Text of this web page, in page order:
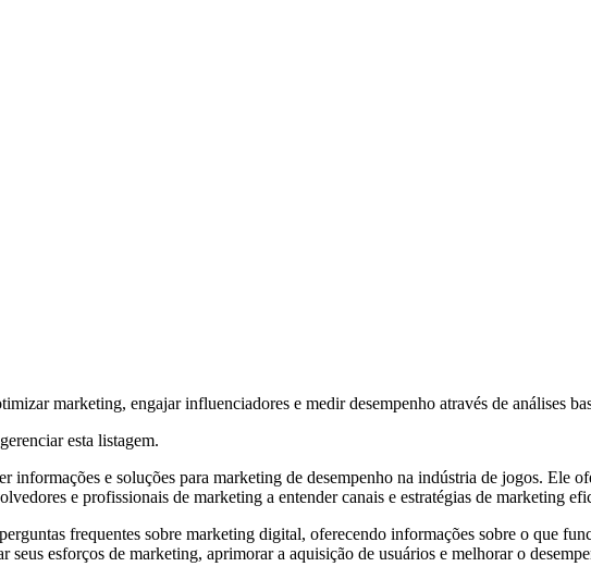
marketing, engajar influenciadores e medir desempenho através de análises
esta listagem.
e soluções para marketing de desempenho na indústria de jogos. Ele
e profissionais de marketing a entender canais e estratégias de marketing
frequentes sobre marketing digital, oferecendo informações sobre o que
esforços de marketing, aprimorar a aquisição de usuários e melhorar o